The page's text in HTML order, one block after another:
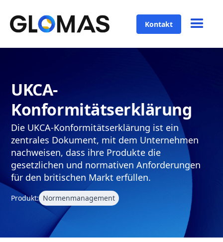
Kontakt
UKCA-
Konformitätserklärung
Die UKCA-Konformitätserklärung ist ein
zentrales Dokument, mit dem Unternehmen
nachweisen, dass ihre Produkte die
gesetzlichen und normativen Anforderungen
für den britischen Markt erfüllen.
Produkt: Normenmanagement